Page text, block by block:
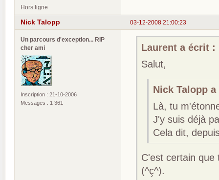
Hors ligne
03-12-2008 21:00:23
Nick Talopp
Un parcours d'exception... RIP
cher ami
Inscription : 21-10-2006
Messages : 1 361
Laurent a écrit :
Salut,
Nick Talopp
Là, tu
J'y suis déjà
Cela dit,
C'est certain que
(^ç^).